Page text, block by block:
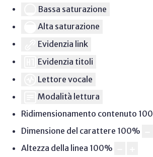
Bassa saturazione
Alta saturazione
Evidenzia link
Evidenzia titoli
Lettore vocale
Modalità lettura
Ridimensionamento contenuto 100
Dimensione del carattere 100%
Altezza della linea 100%